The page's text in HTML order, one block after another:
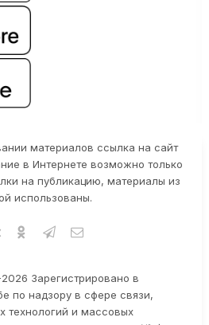
материалов ссылка на сайт
в Интернете возможно только
на публикацию, материалы из
использованы.
Зарегистрировано в
по надзору в сфере связи,
технологий и массовых